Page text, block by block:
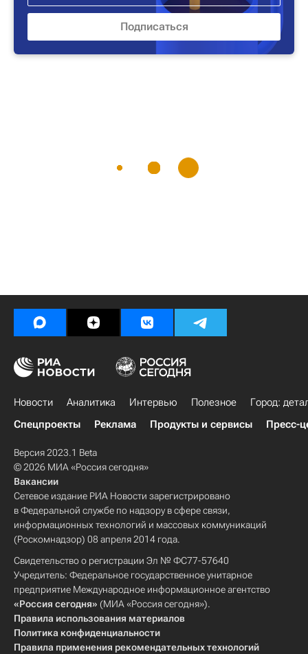
Новости Аналитика Интервью Полезное
Город:
Спецпроекты
Реклама Продукты и сервисы Пресс-
Версия 2023.1 Beta
© 2026 МИА «Россия сегодня»
Вакансии
Сетевое издание РИА Новости зарегистрировано
в Федеральной службе по надзору в сфере связи,
информационных технологий и массовых коммуникаций
(Роскомнадзор) 08 апреля 2014 года.
Свидетельство о регистрации Эл № ФС77-57640
Учредитель: Федеральное государственное унитарное
предприятие Международное информационное агентство
«Россия сегодня» (МИА «Россия сегодня»).
Правила использования материалов
Политика конфиденциальности
Правила применения рекомендательных технологий